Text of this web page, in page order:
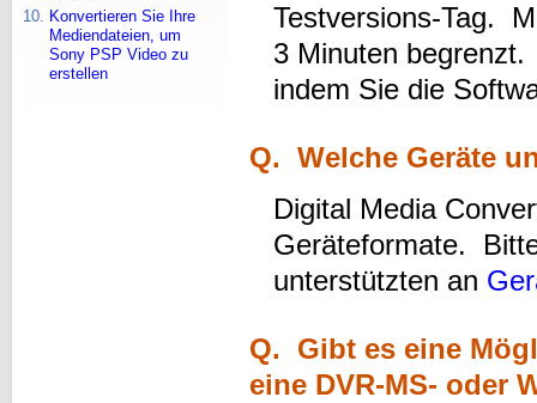
Konvertieren Sie Ihre
Mediendateien, um
Sony PSP Video zu
erstellen
Testversions-Tag.
3 Minuten
indem Sie die
Q. Welche Geräte
Digital Media
Geräteformate.
unterstützten an
Q. Gibt es eine
eine DVR-MS- oder